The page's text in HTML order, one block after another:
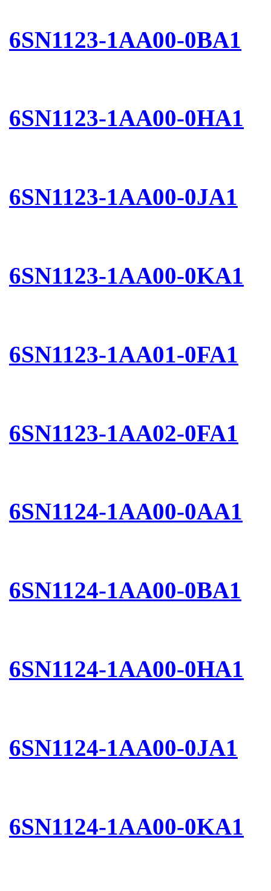
6SN1123-1AA00-0BA1
6SN1123-1AA00-0HA1
6SN1123-1AA00-0JA1
6SN1123-1AA00-0KA1
6SN1123-1AA01-0FA1
6SN1123-1AA02-0FA1
6SN1124-1AA00-0AA1
6SN1124-1AA00-0BA1
6SN1124-1AA00-0HA1
6SN1124-1AA00-0JA1
6SN1124-1AA00-0KA1